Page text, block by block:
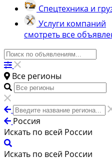
Спецтехника и
Услуги компаний
смотреть все
Все регионы
Россия
Искать по всей России
Искать по всей России